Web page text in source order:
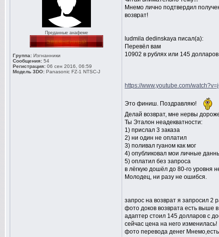
Преданные анафеме
Группа: Изгнанники
Сообщения: 54
Регистрация: 06 сен 2016, 06:59
Модель 3DO: Panasonic FZ-1 NTSC-J
Мнемо лично подтвердил
возврат!
ludmila dedinskaya писал(а):
Перевёл вам
10902 в рублях или 145 долларов
https://www.youtube.com/
Это финиш. Поздравляю!
Делай возврат, мне нервы
Ты Эталон неадекватности:
1) прислал 3 заказа
2) ни один не оплатил
3) поливал гуаном как мог
4) опубликовал мои личные
5) оплатил без запроса
в лёгкую дошёл до 80-го уровня
Молодец, ни разу не ошибся.
запрос на возврат я запросил 2
фото доков возврата есть выше
адаптер стоил 145 долларов с
сейчас цена на него изменилась!
фото перевода денег